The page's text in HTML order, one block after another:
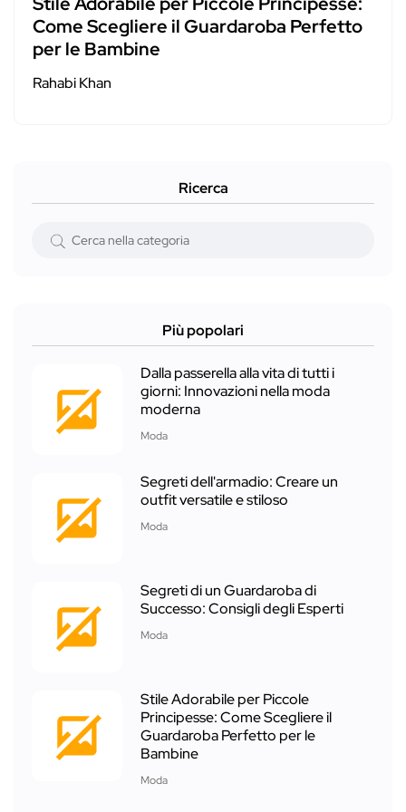
Come Scegliere il Guardaroba Perfetto
per le Bambine
Rahabi Khan
Ricerca
Più popolari
Dalla passerella alla vita di tutti i
giorni: Innovazioni nella moda
moderna
Moda
Segreti dell'armadio: Creare un
outfit versatile e stiloso
Moda
Segreti di un Guardaroba di
Successo: Consigli degli Esperti
Moda
Stile Adorabile per Piccole
Principesse: Come Scegliere il
Guardaroba Perfetto per le
Bambine
Moda